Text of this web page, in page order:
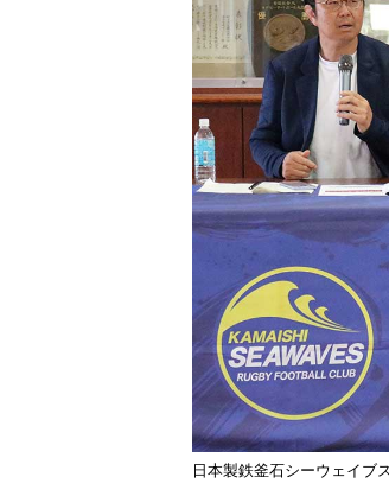
日本製鉄釜石シーウェイブ